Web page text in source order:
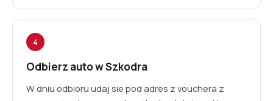
4
Odbierz auto w Szkodra
W dniu odbioru udaj sie pod adres z vouchera z